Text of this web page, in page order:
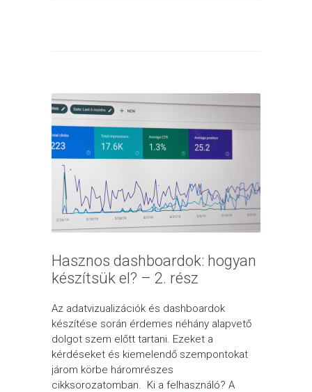
Hasznos dashboardok: hogyan
készítsük el? – 2. rész
Az adatvizualizációk és dashboardok
készítése során érdemes néhány alapvető
dolgot szem előtt tartani. Ezeket a
kérdéseket és kiemelendő szempontokat
járom körbe háromrészes
cikksorozatomban. Ki a felhasználó? A